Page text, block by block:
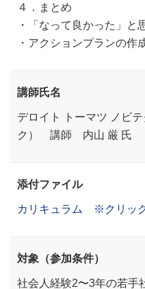
４．まとめ
・「なって良かった」と
・アクションプランの作
講師氏名
デロイト トーマツ ノビ
ク） 講師 内山 厳 氏
添付ファイル
カリキュラム ※クリッ
対象（参加条件）
社会人経験2〜3年の若手